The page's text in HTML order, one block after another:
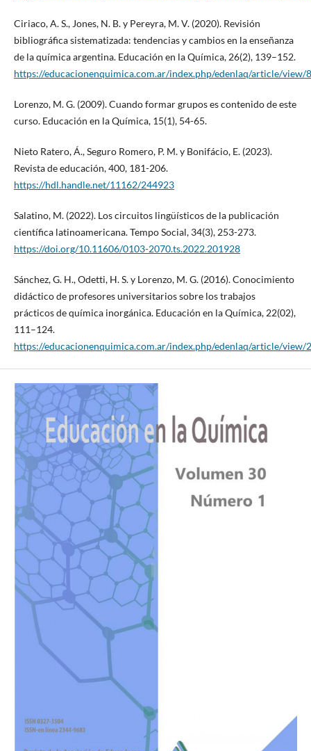
Ciriaco, A. S., Jones, N. B. y Pereyra, M. V. (2020). Revisión
bibliográfica sistematizada: tendencias y cambios en la enseñanza
de la química argentina. Educación en la Química, 26(2), 139–152.
https://educacionenquimica.com.ar/index.php/edenlaq/article/view/
Lorenzo, M. G. (2009). Cuando formar grupos es contenido de este
curso. Educación en la Química, 15(1), 54-65.
Nieto Ratero, Á., Seguro Romero, P. M. y Bonifácio, E. (2023).
Revista de educación, 400, 181-206.
https://hdl.handle.net/11162/244923
Salatino, M. (2022). Los circuitos lingüísticos de la publicación
científica latinoamericana. Tempo Social, 34(3), 253-273.
https://doi.org/10.11606/0103-2070.ts.2022.201928
Sánchez, G. H., Odetti, H. S. y Lorenzo, M. G. (2016). Conocimiento
didáctico de profesores universitarios sobre los trabajos
prácticos de química inorgánica. Educación en la Química, 22(02),
111–124.
https://educacionenquimica.com.ar/index.php/edenlaq/article/view/